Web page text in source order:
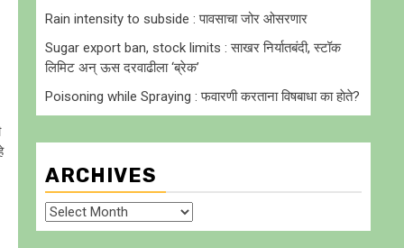
Rain intensity to subside : पावसाचा जोर ओसरणार
Sugar export ban, stock limits : साखर निर्यातबंदी, स्टॉक
लिमिट अन् ऊस दरवाढीला ‘ब्रेक’
Poisoning while Spraying : फवारणी करताना विषबाधा का हाेते?
ARCHIVES
Archives